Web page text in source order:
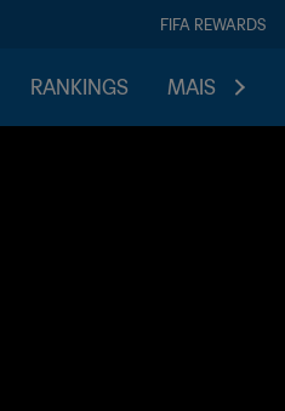
FIFA REWARDS
RANKINGS MAIS